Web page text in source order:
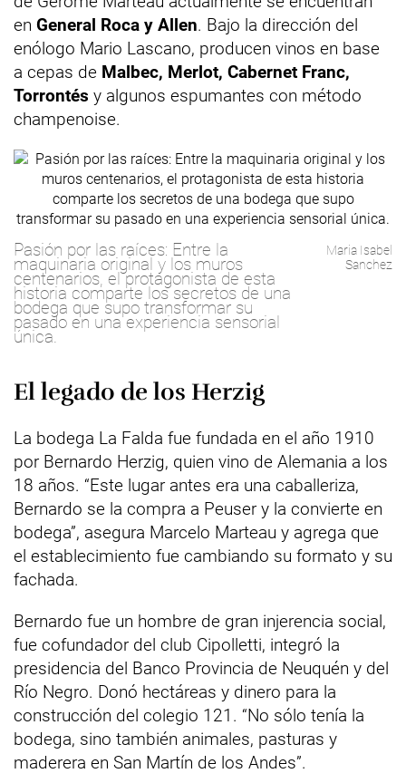
en General Roca y Allen. Bajo la dirección del
enólogo Mario Lascano, producen vinos en base
a cepas de Malbec, Merlot, Cabernet Franc,
Torrontés y algunos espumantes con método
champenoise.
Pasión por las raíces: Entre la
maquinaria original y los muros
centenarios, el protagonista de esta
historia comparte los secretos de una
bodega que supo transformar su
pasado en una experiencia sensorial
única.
Maria Isabel
Sanchez
El legado de los Herzig
La bodega La Falda fue fundada en el año 1910
por Bernardo Herzig, quien vino de Alemania a los
18 años. “Este lugar antes era una caballeriza,
Bernardo se la compra a Peuser y la convierte en
bodega”, asegura Marcelo Marteau y agrega que
el establecimiento fue cambiando su formato y su
fachada.
Bernardo fue un hombre de gran injerencia social,
fue cofundador del club Cipolletti, integró la
presidencia del Banco Provincia de Neuquén y del
Río Negro. Donó hectáreas y dinero para la
construcción del colegio 121. “No sólo tenía la
bodega, sino también animales, pasturas y
maderera en San Martín de los Andes”.